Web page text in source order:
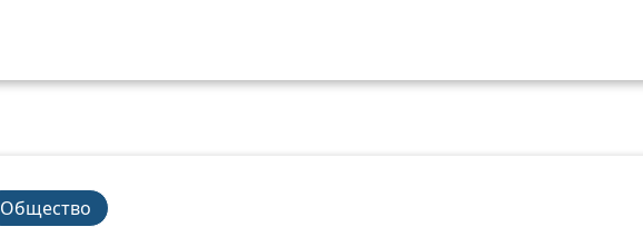
Общество